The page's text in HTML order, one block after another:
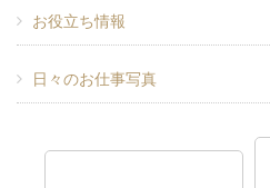
お役立ち情報
日々のお仕事写真